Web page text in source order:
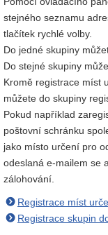
stejného seznamu
tlačítek rychlé volby.
Do jedné skupiny
Do stejné skupiny
Kromě registrace míst
můžete do skupiny
Pokud například
poštovní schránku
jako místo určení pro
odeslaná e-mailem se
zálohování.
Registrace míst
Registrace skupin